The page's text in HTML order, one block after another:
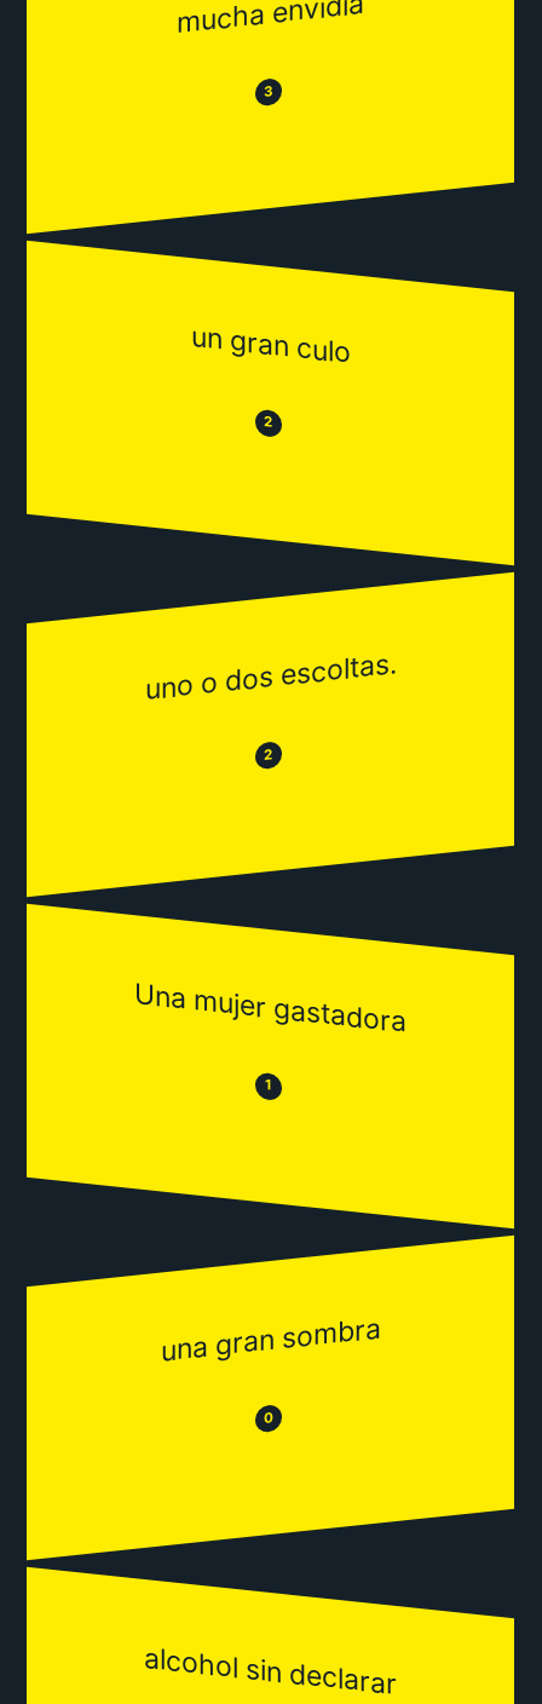
mucha envidia
😒 3 😂
un gran culo
😒 2 😂
uno o dos escoltas.
😒 2 😂
Una mujer gastadora
😒 1 😂
una gran sombra
😒 0 😂
alcohol sin declarar